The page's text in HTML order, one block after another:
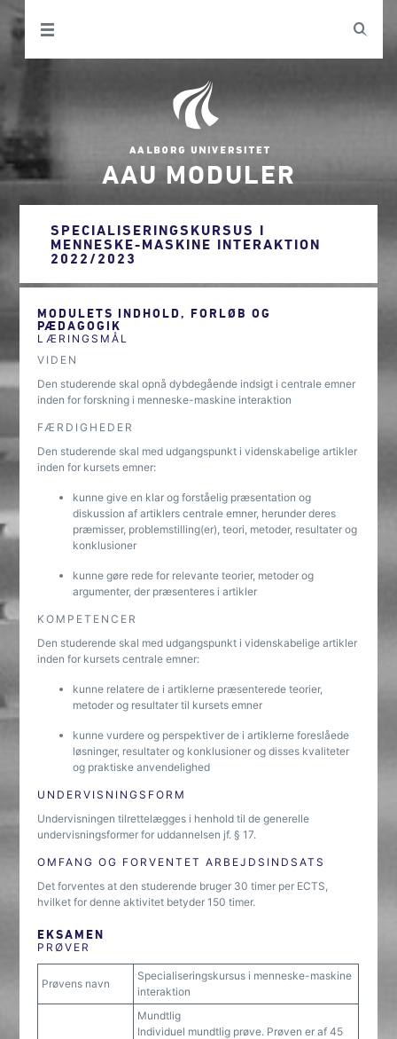
AAU MODULER
SPECIALISERINGSKURSUS I
MENNESKE-MASKINE INTERAKTION
2022/2023
MODULETS INDHOLD, FORLØB OG
PÆDAGOGIK
LÆRINGSMÅL
VIDEN
Den studerende skal opnå dybdegående indsigt i centrale emner
inden for forskning i menneske-maskine interaktion
FÆRDIGHEDER
Den studerende skal med udgangspunkt i videnskabelige artikler
inden for kursets emner:
kunne give en klar og forståelig præsentation og
diskussion af artiklers centrale emner, herunder deres
præmisser, problemstilling(er), teori, metoder, resultater og
konklusioner
kunne gøre rede for relevante teorier, metoder og
argumenter, der præsenteres i artikler
KOMPETENCER
Den studerende skal med udgangspunkt i videnskabelige artikler
inden for kursets centrale emner:
kunne relatere de i artiklerne præsenterede teorier,
metoder og resultater til kursets emner
kunne vurdere og perspektiver de i artiklerne foreslåede
løsninger, resultater og konklusioner og disses kvaliteter
og praktiske anvendelighed
UNDERVISNINGSFORM
Undervisningen tilrettelægges i henhold til de generelle
undervisningsformer for uddannelsen jf. § 17.
OMFANG OG FORVENTET ARBEJDSINDSATS
Det forventes at den studerende bruger 30 timer per ECTS,
hvilket for denne aktivitet betyder 150 timer.
EKSAMEN
PRØVER
Prøvens navn
Specialiseringskursus i menneske-maskine
interaktion
Mundtlig
Individuel mundtlig prøve. Prøven er af 45